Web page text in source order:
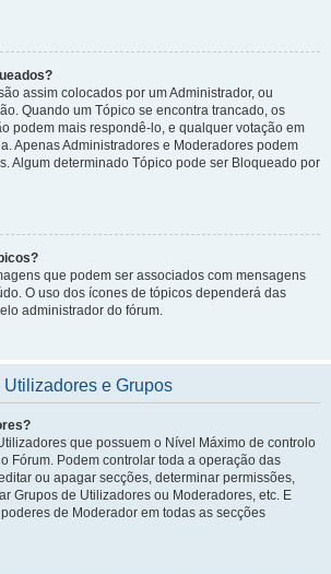
assim colocados por um Administrador, ou
Quando um Tópico se encontra trancado, os
podem mais respondê-lo, e qualquer votação em
Apenas Administradores e Moderadores podem
Algum determinado Tópico pode ser Bloqueado por
que podem ser associados com mensagens
O uso dos ícones de tópicos dependerá das
administrador do fórum.
e Grupos
que possuem o Nível Máximo de controlo
Fórum. Podem controlar toda a operação das
ou apagar secções, determinar permissões,
Grupos de Utilizadores ou Moderadores, etc. E
de Moderador em todas as secções